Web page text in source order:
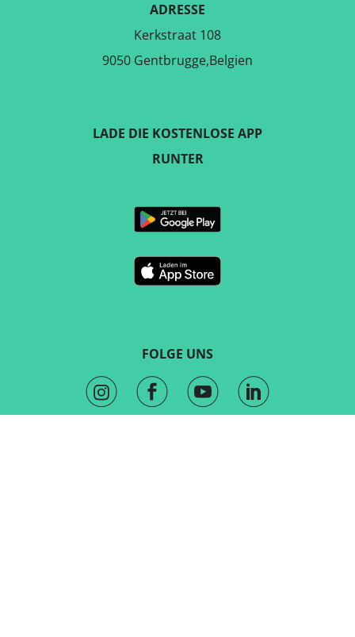
ADRESSE
Kerkstraat 108
9050 Gentbrugge,Belgien
FOLGE UNS
LADE DIE KOSTENLOSE APP
RUNTER